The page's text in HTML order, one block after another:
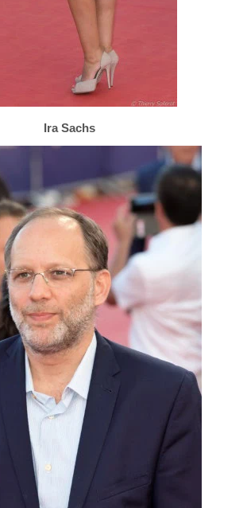
Ira Sachs